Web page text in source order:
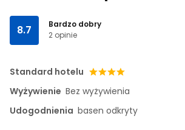
8.7
Bardzo dobry
2 opinie
Standard hotelu
Wyżywienie Bez wyżywienia
Udogodnienia basen odkryty